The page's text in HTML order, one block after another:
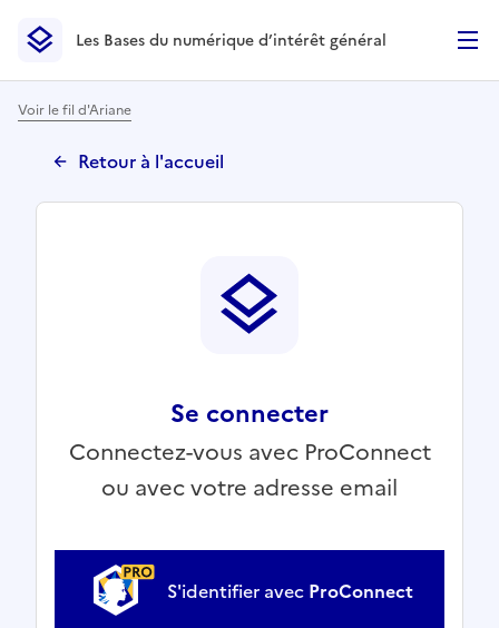
Les Bases du numérique d’intérêt général- Retour à la
Les Bases du numérique d’intérêt général
Voir le fil d'Ariane
Retour à l'accueil
Se connecter
Connectez-vous avec ProConnect
ou avec votre adresse email
S'identifier avec ProConnect